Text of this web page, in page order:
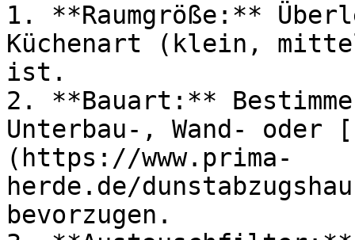
1. **Raumgröße:**
Küchenart (klein,
ist.
2. **Bauart:**
Unterbau-, Wand- oder
(https://www.prima-
herde.de/
bevorzugen.